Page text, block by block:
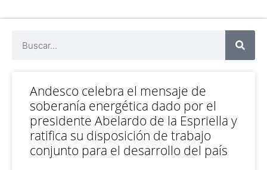
Andesco celebra el mensaje de
soberanía energética dado por el
presidente Abelardo de la Espriella y
ratifica su disposición de trabajo
conjunto para el desarrollo del país